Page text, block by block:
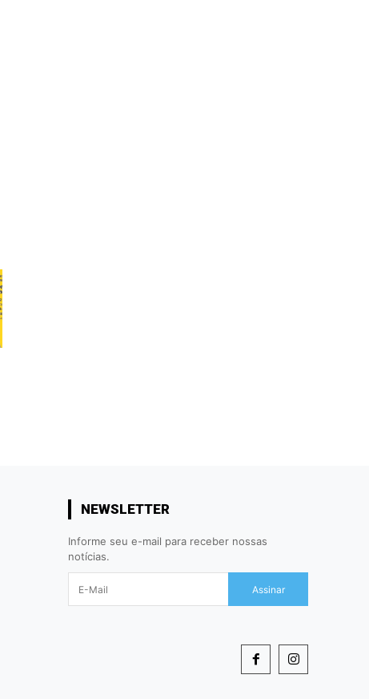
NEWSLETTER
Informe seu e-mail para receber nossas
notícias.
Assinar